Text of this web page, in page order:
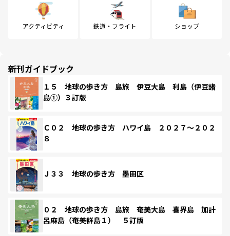
アクティビティ 鉄道・フライト ショップ
新刊ガイドブック
１５ 地球の歩き方 島旅 伊豆大島 利島（伊豆諸
島①）３訂版
Ｃ０２ 地球の歩き方 ハワイ島 ２０２７～２０２
８
Ｊ３３ 地球の歩き方 墨田区
０２ 地球の歩き方 島旅 奄美大島 喜界島 加計
呂麻島（奄美群島１） ５訂版